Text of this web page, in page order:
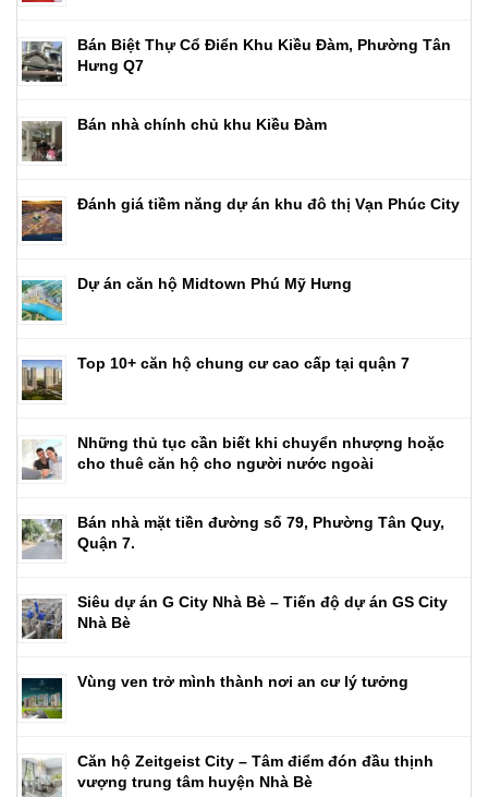
Bán Biệt Thự Cổ Điển Khu Kiều Đàm, Phường Tân
Hưng Q7
Bán nhà chính chủ khu Kiều Đàm
Đánh giá tiềm năng dự án khu đô thị Vạn Phúc City
Dự án căn hộ Midtown Phú Mỹ Hưng
Top 10+ căn hộ chung cư cao cấp tại quận 7
Những thủ tục cần biết khi chuyển nhượng hoặc
cho thuê căn hộ cho người nước ngoài
Bán nhà mặt tiền đường số 79, Phường Tân Quy,
Quận 7.
Siêu dự án G City Nhà Bè – Tiến độ dự án GS City
Nhà Bè
Vùng ven trở mình thành nơi an cư lý tưởng
Căn hộ Zeitgeist City – Tâm điểm đón đầu thịnh
vượng trung tâm huyện Nhà Bè